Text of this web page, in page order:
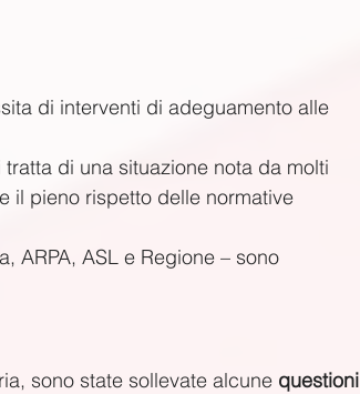
di interventi di adeguamento alle
di una situazione nota da molti
il pieno rispetto delle normative
ARPA, ASL e Regione – sono
sono state sollevate alcune questioni